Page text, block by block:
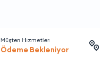
Müşteri Hizmetleri
Ödeme Bekleniyor